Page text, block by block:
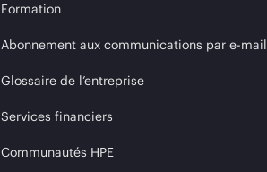
Formation
Abonnement aux communications par e-mail
Glossaire de l’entreprise
Services financiers
Communautés HPE